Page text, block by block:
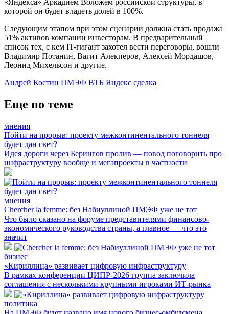
«Яндекса» Аркадием Воложем российской структуры, в
которой он будет владеть долей в 100%.
Следующим этапом при этом сценарии должна стать продажа
51% активов компании инвесторам. В предварительный
список тех, с кем IT-гигант захотел вести переговоры, вошли
Владимир Потанин, Вагит Алекперов, Алексей Мордашов,
Леонид Михельсон и другие.
Андрей Костин ПМЭФ ВТБ Яндекс сделка
Еще по теме
мнения
Пойти на прорыв: проекту межконтинентального тоннеля
будет дан свет?
Идея дороги через Берингов пролив — повод поговорить про
инфраструктуру вообще и мегапроекты в частности
мнения
Chercher la femme: без Набиуллиной ПМЭФ уже не тот
Что было сказано на форуме представителями финансово-
экономического руководства страны, а главное — что это
значит
бизнес
«Кириллица» развивает цифровую инфраструктуру
В рамках конференции ЦИПР-2026 группа заключила
соглашения с несколькими крупными игроками ИТ-рынка
политика